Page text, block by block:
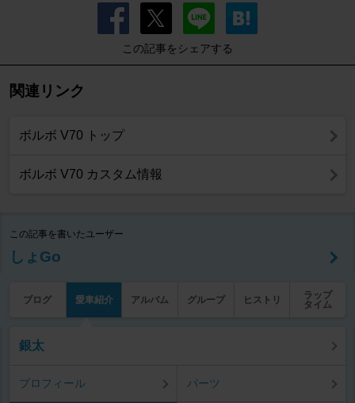
この記事をシェアする
関連リンク
ボルボ V70 トップ
ボルボ V70 カスタム情報
この記事を書いたユーザー
しょGo
ブログ 愛車紹介 アルバム グループ ヒストリ
ラップ
タイム
銀太
プロフィール パーツ